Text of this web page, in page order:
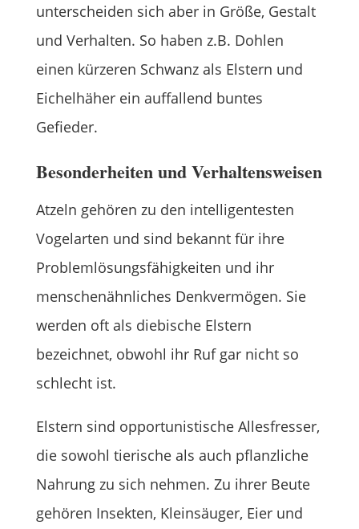
unterscheiden sich aber in Größe, Gestalt
und Verhalten. So haben z.B. Dohlen
einen kürzeren Schwanz als Elstern und
Eichelhäher ein auffallend buntes
Gefieder.
Besonderheiten und Verhaltensweisen
Atzeln gehören zu den intelligentesten
Vogelarten und sind bekannt für ihre
Problemlösungsfähigkeiten und ihr
menschenähnliches Denkvermögen. Sie
werden oft als diebische Elstern
bezeichnet, obwohl ihr Ruf gar nicht so
schlecht ist.
Elstern sind opportunistische Allesfresser,
die sowohl tierische als auch pflanzliche
Nahrung zu sich nehmen. Zu ihrer Beute
gehören Insekten, Kleinsäuger, Eier und